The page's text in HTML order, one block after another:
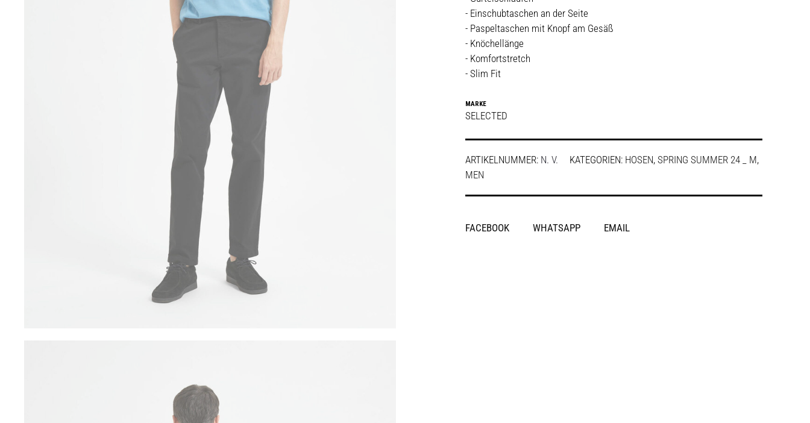
- Einschubtaschen an der Seite
- Paspeltaschen mit Knopf am Gesäß
- Knöchellänge
- Komfortstretch
- Slim Fit
MARKE
SELECTED
ARTIKELNUMMER: N. V. KATEGORIEN: HOSEN, SPRING SUMMER 24 _ M,
MEN
SHARE
FACEBOOK WHATSAPP EMAIL